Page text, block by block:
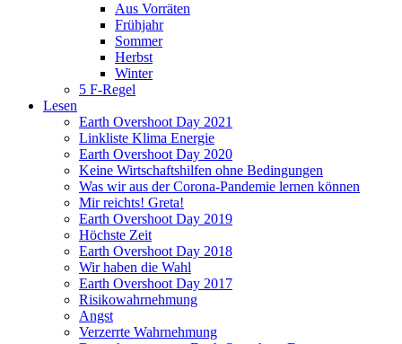
Aus Vorräten
Frühjahr
Sommer
Herbst
Winter
5 F-Regel
Lesen
Earth Overshoot Day 2021
Linkliste Klima Energie
Earth Overshoot Day 2020
Keine Wirtschaftshilfen ohne Bedingungen
Was wir aus der Corona-Pandemie lernen können
Mir reichts! Greta!
Earth Overshoot Day 2019
Höchste Zeit
Earth Overshoot Day 2018
Wir haben die Wahl
Earth Overshoot Day 2017
Risikowahrnehmung
Angst
Verzerrte Wahrnehmung